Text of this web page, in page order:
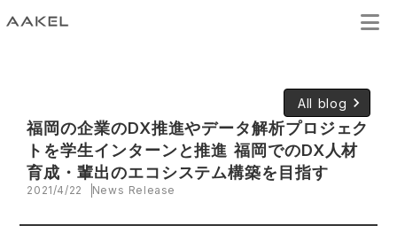
All blog keyboard_arrow_right
福岡の企業のDX推進やデータ解析プロジェク
トを学生インターンと推進 福岡でのDX人材
育成・輩出のエコシステム構築を目指す
2021/4/22 News Release